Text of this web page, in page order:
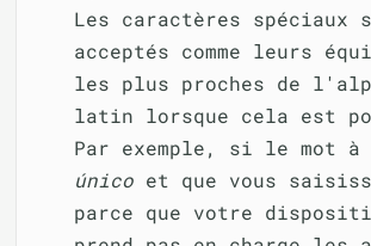
Les caractères spéciaux
acceptés comme leurs
les plus proches de
latin lorsque cela est
Par exemple, si le mot
único et que vous
parce que votre